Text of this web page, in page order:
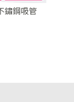
鏽鋼吸管